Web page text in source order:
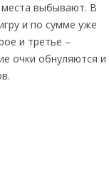
места выбывают. В
и по сумме уже
и третье –
очки обнуляются и